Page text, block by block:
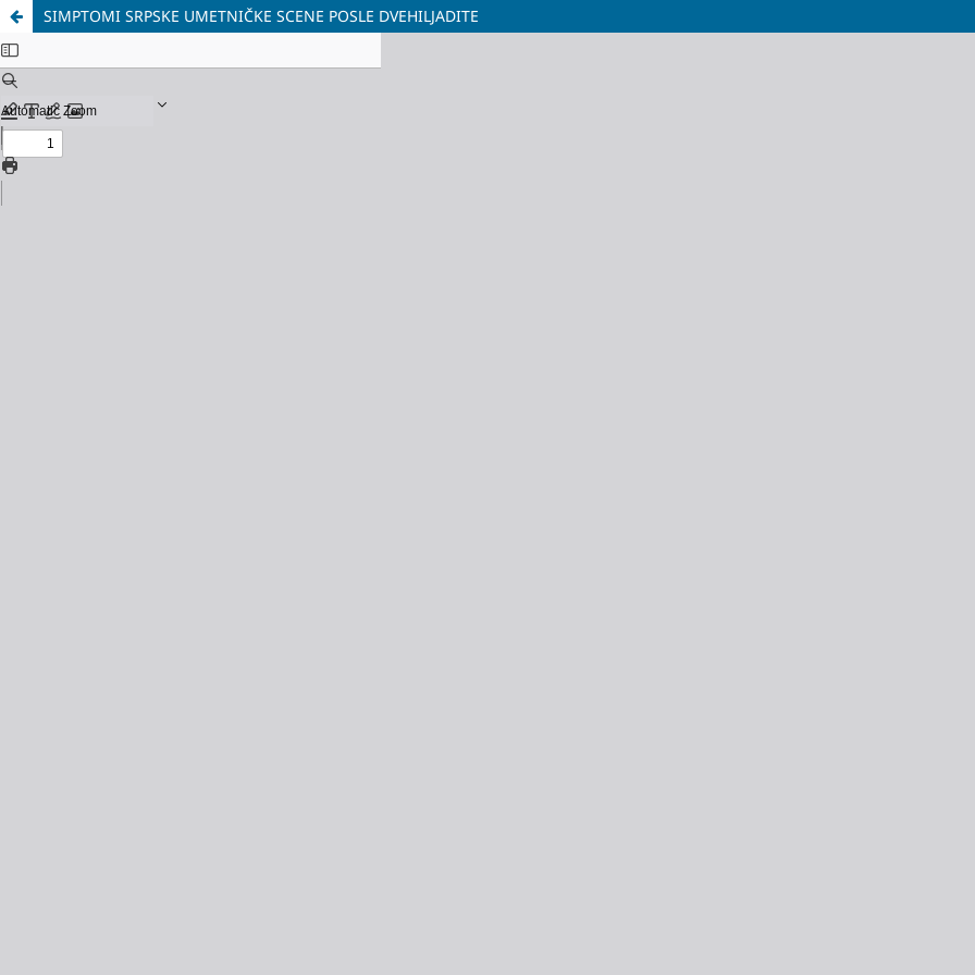
SIMPTOMI SRPSKE UMETNIČKE SCENE POSLE DVEHILJADITE